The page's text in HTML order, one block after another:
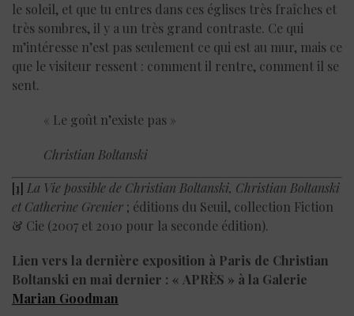
le soleil, et que tu entres dans ces églises très fraîches et
très sombres, il y a un très grand contraste. Ce qui
m’intéresse n’est pas seulement ce qui est au mur, mais ce
que le visiteur ressent : comment il rentre, comment il se
sent.
« Le goût n’existe pas »
Christian Boltanski
[1] La Vie possible de Christian Boltanski, Christian Boltanski
et Catherine Grenier ; éditions du Seuil, collection Fiction
& Cie (2007 et 2010 pour la seconde édition).
Lien vers la dernière exposition à Paris de Christian
Boltanski en mai dernier : « APRÈS » à la Galerie
Marian Goodman